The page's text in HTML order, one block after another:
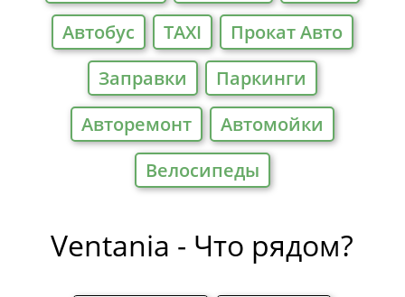
Автобус
TAXI
Прокат Авто
Заправки
Паркинги
Авторемонт
Автомойки
Велосипеды
Ventania - Что рядом?